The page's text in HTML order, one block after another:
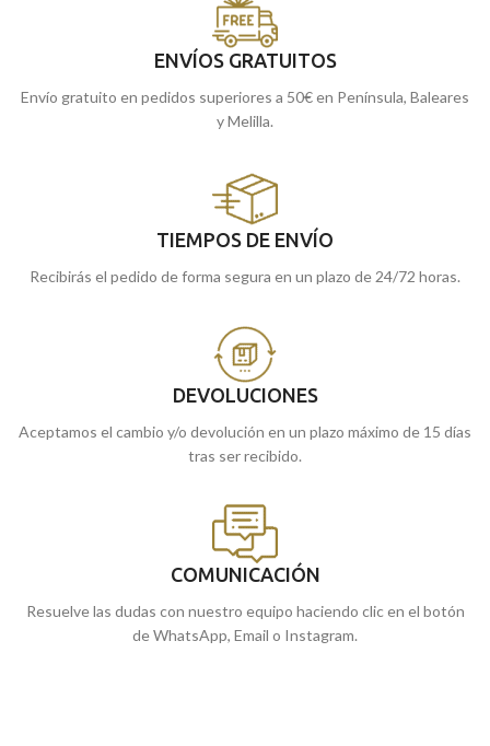
ENVÍOS GRATUITOS
Envío gratuito en pedidos superiores a 50€ en Península, Baleares
y Melilla.
TIEMPOS DE ENVÍO
Recibirás el pedido de forma segura en un plazo de 24/72 horas.
DEVOLUCIONES
Aceptamos el cambio y/o devolución en un plazo máximo de 15 días
tras ser recibido.
COMUNICACIÓN
Resuelve las dudas con nuestro equipo haciendo clic en el botón
de WhatsApp, Email o Instagram.